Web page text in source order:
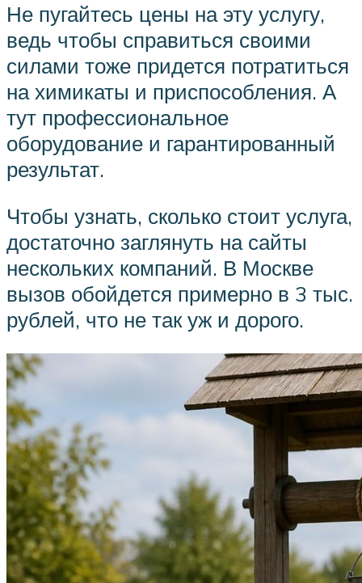
Не пугайтесь цены на эту услугу,
ведь чтобы справиться своими
силами тоже придется потратиться
на химикаты и приспособления. А
тут профессиональное
оборудование и гарантированный
результат.
Чтобы узнать, сколько стоит услуга,
достаточно заглянуть на сайты
нескольких компаний. В Москве
вызов обойдется примерно в 3 тыс.
рублей, что не так уж и дорого.